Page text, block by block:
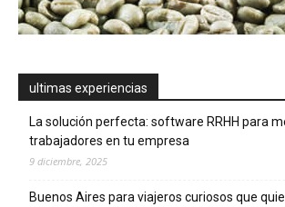
ultimas experiencias
La solución perfecta: software RRHH para
trabajadores en tu empresa
9 diciembre, 2025
Buenos Aires para viajeros curiosos que